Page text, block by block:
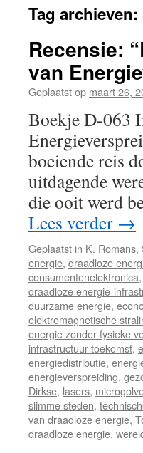
Tag archieven:
Recensie:
van
Geplaatst op maart 26,
Boekje D-063
boeiende reis
uitdagende
die ooit werd
Lees verder →
Geplaatst in K. Romans,
energie, draadloze
consumentenelektronica,
draadloze energie-
duurzame energie,
elektromagnetische
energie zonder fysieke
infrastructuur toekomst,
energiedistributie,
energieverspreiding,
Dirkse, lasers,
slimme steden,
van draadloze energie,
draadloze energie,